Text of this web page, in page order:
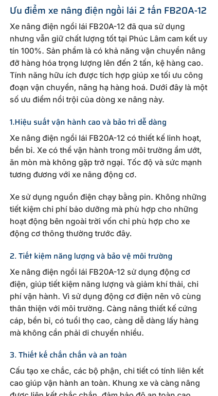
Ưu điểm xe nâng điện ngồi lái 2 tấn FB20A-12
Xe nâng điện ngồi lái FB20A-12 đã qua sử dụng
nhưng vẫn giữ chất lượng tốt tại Phúc Lâm cam kết uy
tín 100%. Sản phẩm là có khả năng vận chuyển nâng
đỡ hàng hóa trọng lượng lên đến 2 tấn, kệ hàng cao.
Tính năng hữu ích được tích hợp giúp xe tối ưu công
đoạn vận chuyển, nâng hạ hàng hoá. Dưới đây là một
số ưu điểm nổi trội của dòng xe nâng này.
1.Hiệu suất vận hành cao và bảo trì dễ dàng
Xe nâng điện ngồi lái FB20A-12 có thiết kế linh hoạt,
bền bỉ. Xe có thể vận hành trong môi trường ẩm ướt,
ăn mòn mà không gặp trở ngại. Tốc độ và sức mạnh
tương đương với xe nâng động cơ.
Xe sử dụng nguồn điện chạy bằng pin. Không những
tiết kiệm chi phí bảo dưỡng mà phù hợp cho những
hoạt động bên ngoài trời vốn chỉ phù hợp cho xe
động cơ thông thường trước đây.
2. Tiết kiệm năng lượng và bảo vệ môi trường
Xe nâng điện ngồi lái FB20A-12 sử dụng động cơ
điện, giúp tiết kiệm năng lượng và giảm khí thải, chi
phí vận hành. Vì sử dụng động cơ điện nên vô cùng
thân thiện với môi trường. Càng nâng thiết kế cứng
cáp, bền bỉ, có tuổi thọ cao, càng dễ dàng lấy hàng
mà không cần phải di chuyển nhiều.
3. Thiết kế chắn chắn và an toàn
Cấu tạo xe chắc, các bộ phận, chi tiết có tính liên kết
cao giúp vận hành an toàn. Khung xe và càng nâng